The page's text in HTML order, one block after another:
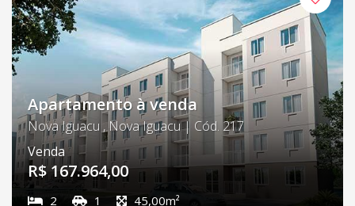
Apartamento à venda
Nova Iguacu , Nova Iguacu | Cód. 217
Venda
R$ 167.964,00
2 1 45,00m²